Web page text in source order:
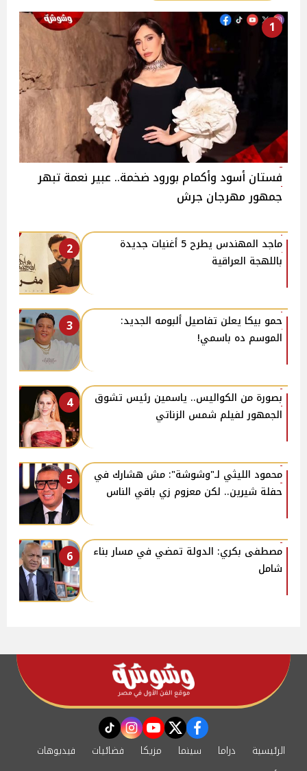
1
فستان أسود وأكمام بورود ضخمة.. عبير نعمة تبهر
جمهور مهرجان جرش
2
ماجد المهندس يطرح 5 أغنيات جديدة
باللهجة العراقية
3
حمو بيكا يعلن تفاصيل ألبومه الجديد:
الموسم ده باسمي!
4
بصورة من الكواليس.. ياسمين رئيس تشوق
الجمهور لفيلم شمس الزناتي
5
محمود الليثي لـ"وشوشة": مش هشارك في
حفلة شيرين.. لكن معزوم زي باقي الناس
6
مصطفى بكري: الدولة تمضي في مسار بناء
شامل
facebook
twitter
youtube
instagram
tiktok
الرئيسية دراما سينما مزيكا فضائيات
فيديوهات